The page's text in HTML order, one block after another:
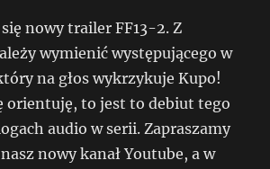
się nowy trailer FF13-2. Z
wymienić występującego w
na głos wykrzykuje Kupo!
orientuję, to jest to debiut tego
audio w serii. Zapraszamy
nowy kanał Youtube, a w